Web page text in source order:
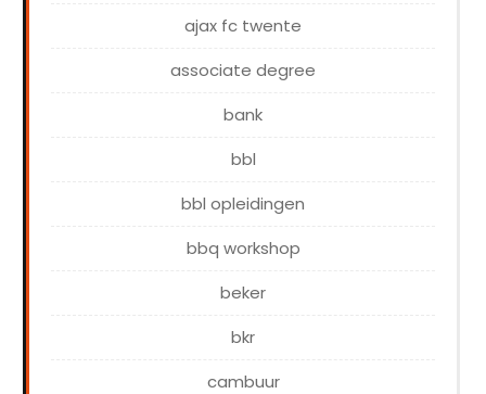
ajax fc twente
associate degree
bank
bbl
bbl opleidingen
bbq workshop
beker
bkr
cambuur